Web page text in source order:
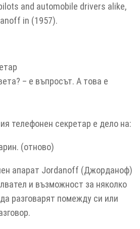
and automobile drivers alike,
in (1957).
– е въпросът. А това е
телефонен секретар е дело на:
(отново)
апарат Jordanoff (Джорданоф)
и възможност за няколко
разговарят помежду си или